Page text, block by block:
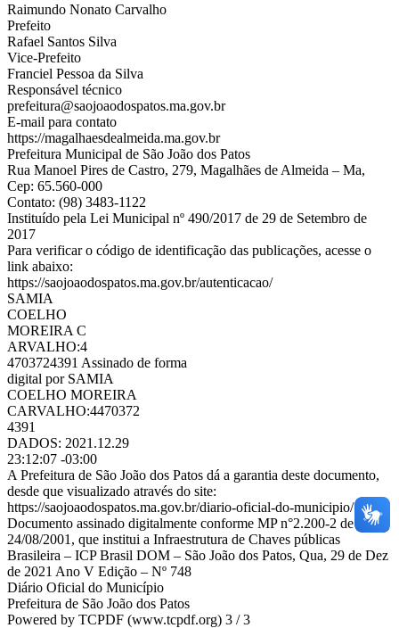
Raimundo Nonato Carvalho
Prefeito
Rafael Santos Silva
Vice-Prefeito
Franciel Pessoa da Silva
Responsável técnico
prefeitura@saojoaodospatos.ma.gov.br
E-mail para contato
https://magalhaesdealmeida.ma.gov.br
Prefeitura Municipal de São João dos Patos
Rua Manoel Pires de Castro, 279, Magalhães de Almeida – Ma,
Cep: 65.560-000
Contato: (98) 3483-1122
Instituído pela Lei Municipal nº 490/2017 de 29 de Setembro de
2017
Para verificar o código de identificação das publicações, acesse o
link abaixo:
https://saojoaodospatos.ma.gov.br/autenticacao/
SAMIA
COELHO
MOREIRA C
ARVALHO:4
4703724391 Assinado de forma
digital por SAMIA
COELHO MOREIRA
CARVALHO:4470372
4391
DADOS: 2021.12.29
23:12:07 -03:00
A Prefeitura de São João dos Patos dá a garantia deste documento,
desde que visualizado através do site:
https://saojoaodospatos.ma.gov.br/diario-oficial-do-municipio/
Documento assinado digitalmente conforme MP n°2.200-2 de
24/08/2001, que institui a Infraestrutura de Chaves públicas
Brasileira – ICP Brasil DOM – São João dos Patos, Qua, 29 de Dez
de 2021 Ano V Edição – Nº 748
Diário Oficial do Município
Prefeitura de São João dos Patos
Powered by TCPDF (www.tcpdf.org) 3 / 3